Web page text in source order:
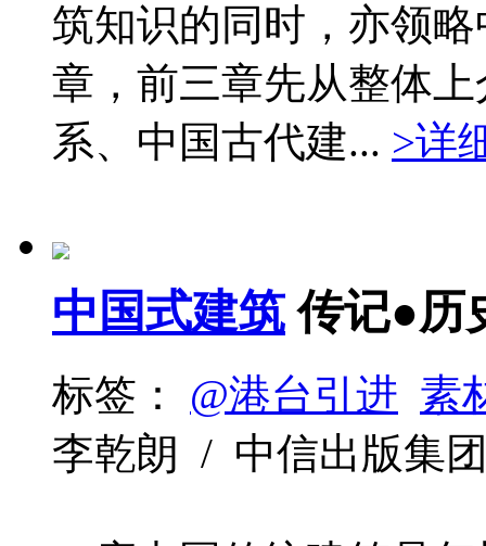
筑知识的同时，亦领
章，前三章先从整体
系、中国古代建... >详
中国式建筑 传记●历
标签： @港台引进 素
李乾朗 / 中信出版集